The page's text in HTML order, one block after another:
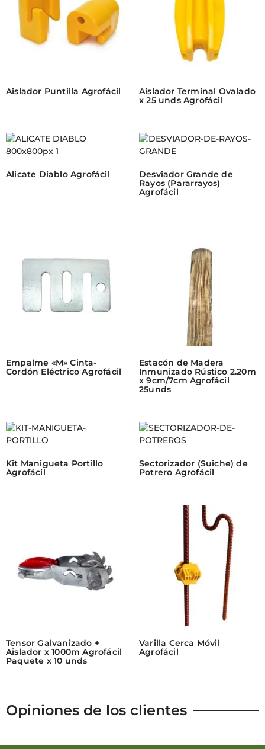
Aislador Puntilla Agrofácil
Aislador Terminal Ovalado
x 25 unds Agrofácil
Alicate Diablo Agrofácil
Desviador Grande de
Rayos (Pararrayos)
Agrofácil
Empalme «M» Cinta-
Cordón Eléctrico Agrofácil
Estacón de Madera
Inmunizado Rústico 2.20m
x 9cm/7cm Agrofácil
25unds
Kit Manigueta Portillo
Agrofácil
Sectorizador (Suiche) de
Potrero Agrofácil
Tensor Galvanizado +
Aislador x 1000m Agrofácil
Paquete x 10 unds
Varilla Cerca Móvil
Agrofácil
Opiniones de los clientes